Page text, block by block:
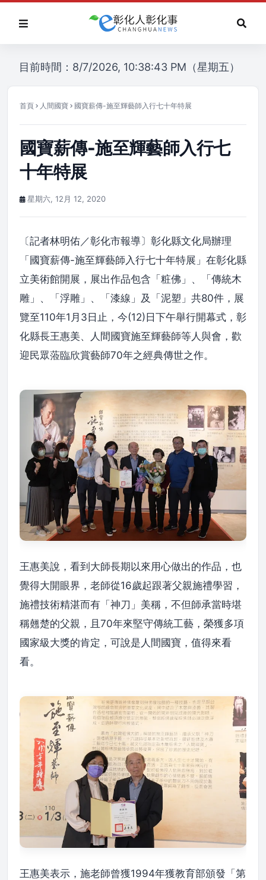
目前時間：8/7/2026, 10:38:43 PM（星期五）
首頁 人間國寶 國寶薪傳-施至輝藝師入行七十年特展
國寶薪傳-施至輝藝師入行七
十年特展
星期六, 12月 12, 2020
〔記者林明佑／彰化市報導〕彰化縣文化局辦理
「國寶薪傳-施至輝藝師入行七十年特展」在彰化縣
立美術館開展，展出作品包含「粧佛」、「傳統木
雕」、「浮雕」、「漆線」及「泥塑」共80件，展
覽至110年1月3日止，今(12)日下午舉行開幕式，彰
化縣長王惠美、人間國寶施至輝藝師等人與會，歡
迎民眾蒞臨欣賞藝師70年之經典傳世之作。
王惠美說，看到大師長期以來用心做出的作品，也
覺得大開眼界，老師從16歲起跟著父親施禮學習，
施禮技術精湛而有「神刀」美稱，不但師承當時堪
稱翹楚的父親，且70年來堅守傳統工藝，榮獲多項
國家級大獎的肯定，可說是人間國寶，值得來看
看。
王惠美表示，施老師曾獲1994年獲教育部頒發「第